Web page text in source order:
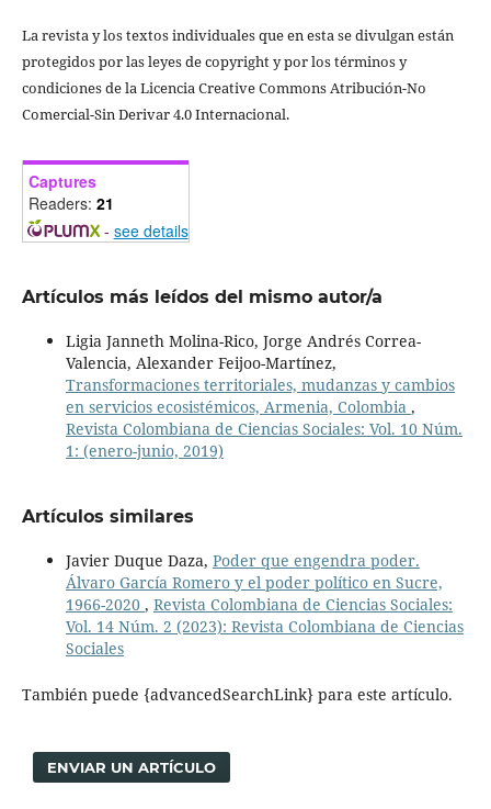
La revista y los textos individuales que en esta se divulgan están
protegidos por las leyes de copyright y por los términos y
condiciones de la Licencia Creative Commons Atribución-No
Comercial-Sin Derivar 4.0 Internacional.
Captures
Readers: 21
- see details
Artículos más leídos del mismo autor/a
Ligia Janneth Molina-Rico, Jorge Andrés Correa-
Valencia, Alexander Feijoo-Martínez,
Transformaciones territoriales, mudanzas y cambios
en servicios ecosistémicos, Armenia, Colombia ,
Revista Colombiana de Ciencias Sociales: Vol. 10 Núm.
1: (enero-junio, 2019)
Artículos similares
Javier Duque Daza, Poder que engendra poder.
Álvaro García Romero y el poder político en Sucre,
1966-2020 , Revista Colombiana de Ciencias Sociales:
Vol. 14 Núm. 2 (2023): Revista Colombiana de Ciencias
Sociales
También puede {advancedSearchLink} para este artículo.
ENVIAR UN ARTÍCULO